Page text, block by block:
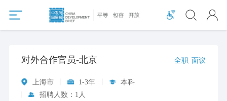
对外合作官员-北京 全职 面议
上海市 1-3年
本科
招聘人数：1人